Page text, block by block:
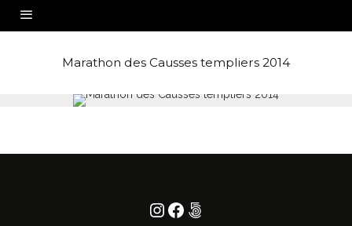
Marathon des Causses templiers 2014
Instagram
Facebook
500px